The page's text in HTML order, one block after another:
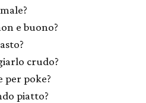
e buono?
crudo?
per poke?
piatto?